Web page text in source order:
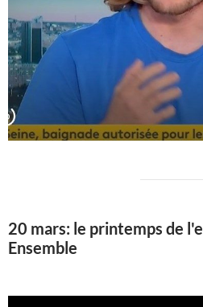
20 mars: le printemps de
Ensemble